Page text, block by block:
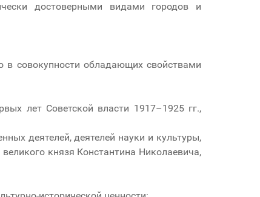
достоверными видами городов и
совокупности обладающих свойствами
лет Советской власти 1917–1925 гг.,
деятелей, деятелей науки и культуры,
князя Константина Николаевича,